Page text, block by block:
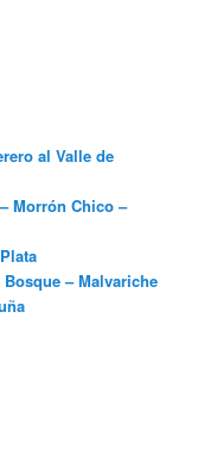
al Valle de
Morrón Chico –
– Malvariche